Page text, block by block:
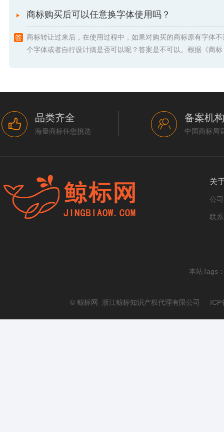
商标购买后可以任意换字体使用吗？
商标转让过来后，在使用过程中，如果对购买的商标原有字体
个字体或者自行设计搞是否可以呢？答案是不可以。根据《商
品类齐全
海量商标任您挑选
备案机构
中国商标局
关
公
联
本站Tags
© 鲸标网 浙江鲸标知识产权代理有限公司 ICP